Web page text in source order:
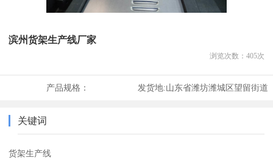
滨州货架生产线厂家
浏览次数： 405次
产品规格： 发货地:山东省潍坊潍城区望留街道
关键词
货架生产线